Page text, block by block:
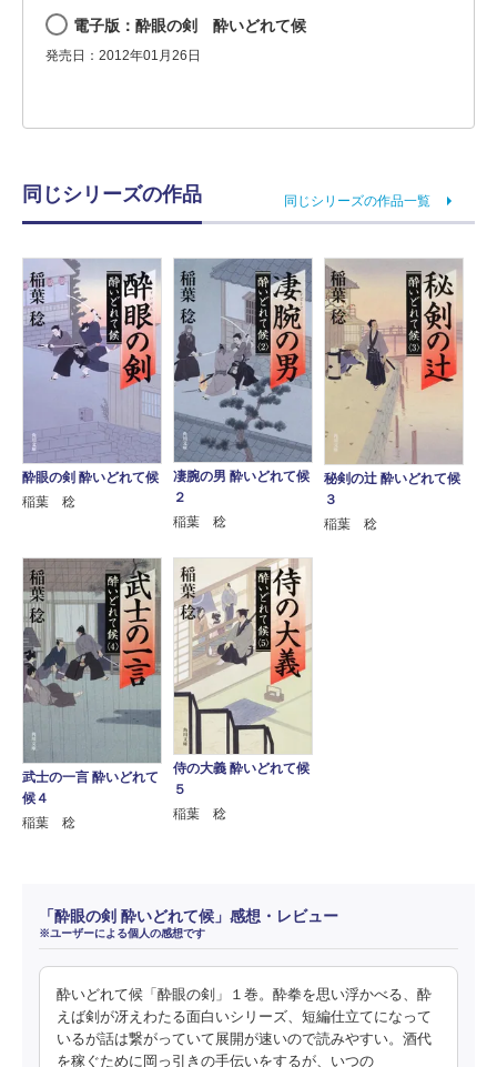
電子版：酔眼の剣 酔いどれて候
発売日：2012年01月26日
同じシリーズの作品 同じシリーズの作品一覧
酔眼の剣 酔いどれて候
稲葉 稔
凄腕の男 酔いどれて候
２
稲葉 稔
秘剣の辻 酔いどれて候
３
稲葉 稔
武士の一言 酔いどれて
候４
稲葉 稔
侍の大義 酔いどれて候
５
稲葉 稔
「酔眼の剣 酔いどれて候」感想・レビュー
※ユーザーによる個人の感想です
酔いどれて候「酔眼の剣」１巻。酔拳を思い浮かべる、酔
えば剣が冴えわたる面白いシリーズ、短編仕立てになって
いるが話は繋がっていて展開が速いので読みやすい。酒代
を稼ぐために岡っ引きの手伝いをするが、いつの